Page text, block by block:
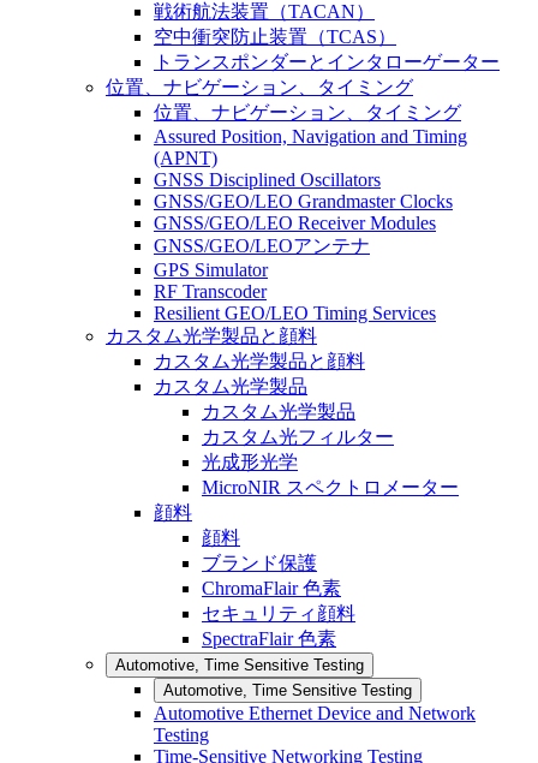
戦術航法装置（TACAN）
空中衝突防止装置（TCAS）
トランスポンダーとインタローゲーター
位置、ナビゲーション、タイミング
位置、ナビゲーション、タイミング
Assured Position, Navigation and Timing
(APNT)
GNSS Disciplined Oscillators
GNSS/GEO/LEO Grandmaster Clocks
GNSS/GEO/LEO Receiver Modules
GNSS/GEO/LEOアンテナ
GPS Simulator
RF Transcoder
Resilient GEO/LEO Timing Services
カスタム光学製品と顔料
カスタム光学製品と顔料
カスタム光学製品
カスタム光学製品
カスタム光フィルター
光成形光学
MicroNIR スペクトロメーター
顔料
顔料
ブランド保護
ChromaFlair 色素
セキュリティ顔料
SpectraFlair 色素
Automotive, Time Sensitive Testing
Automotive, Time Sensitive Testing
Automotive Ethernet Device and Network
Testing
Time-Sensitive Networking Testing